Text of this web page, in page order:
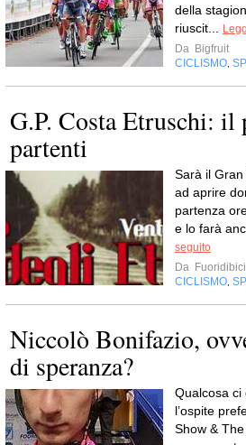
della
riuscit...
Da Bigfruit
CICLISMO
G.P. Costa Etruschi: il
partenti
Sarà il
ad aprire
partenza
e lo farà
seguito
Da Fuoridibici
CICLISMO
Niccolò Bonifazio,
di speranza?
Qualcosa ci
l’ospite
Show &